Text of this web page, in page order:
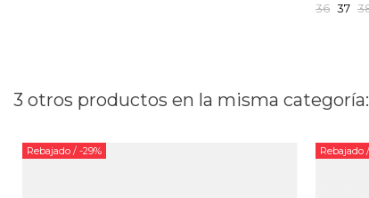
36 37
3 otros productos en la misma categoría:
Rebajado / -29% Rebajado